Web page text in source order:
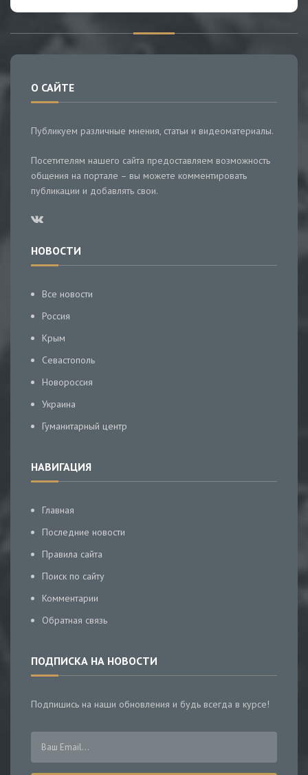
О САЙТЕ
Публикуем различные мнения, статьи и видеоматериалы.
Посетителям нашего сайта предоставляем возможность
общения на портале – вы можете комментировать
публикации и добавлять свои.
НОВОСТИ
Все новости
Россия
Крым
Севастополь
Новороссия
Украина
Гуманитарный центр
НАВИГАЦИЯ
Главная
Последние новости
Правила сайта
Поиск по сайту
Комментарии
Обратная связь
ПОДПИСКА НА НОВОСТИ
Подпишись на наши обновления и будь всегда в курсе!